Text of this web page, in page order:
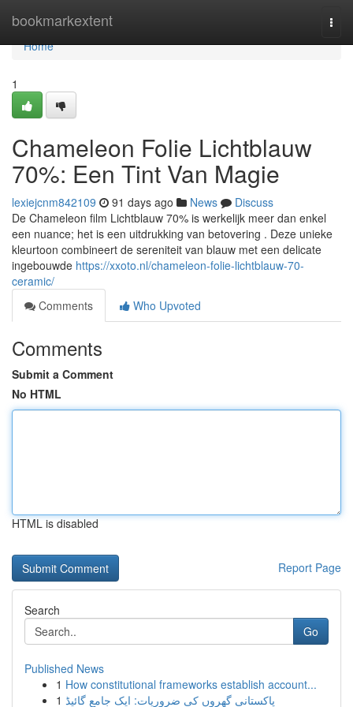
bookmarkextent
Home
Home
1
Chameleon Folie Lichtblauw
70%: Een Tint Van Magie
lexiejcnm842109 91 days ago News
Discuss
De Chameleon film Lichtblauw 70% is werkelijk meer dan enkel
een nuance; het is een uitdrukking van betovering . Deze unieke
kleurtoon combineert de sereniteit van blauw met een delicate
ingebouwde https://xxoto.nl/chameleon-folie-lichtblauw-70-
ceramic/
Comments
Who Upvoted
Comments
Submit a Comment
No HTML
HTML is disabled
Report Page
Search
Go
Published News
1 How constitutional frameworks establish account...
1 پاکستانی گھروں کی ضروریات: ایک جامع گائیڈ